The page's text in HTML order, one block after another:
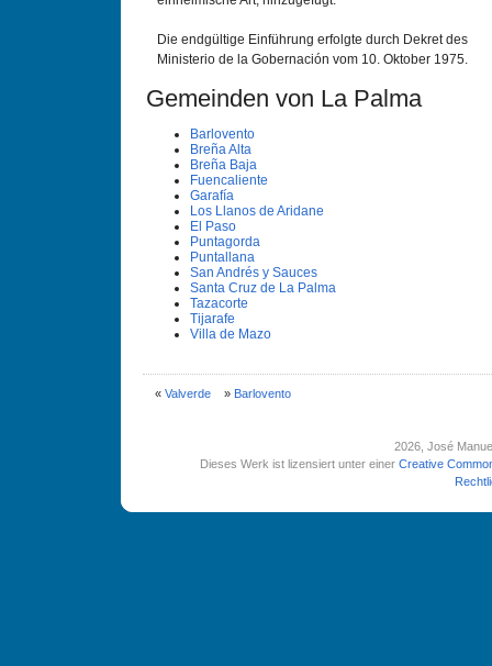
Die endgültige Einführung erfolgte durch Dekret des
Ministerio de la Gobernación vom 10. Oktober 1975.
Gemeinden von La Palma
Barlovento
Breña Alta
Breña Baja
Fuencaliente
Garafí­a
Los Llanos de Aridane
El Paso
Puntagorda
Puntallana
San Andrés y Sauces
Santa Cruz de La Palma
Tazacorte
Tijarafe
Villa de Mazo
« Valverde» Barlovento
2026 , José
Dieses Werk ist lizensiert unter einer Creative